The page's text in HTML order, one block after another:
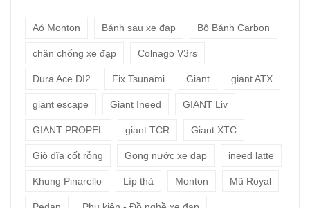
Aó Monton Bánh sau xe đạp Bộ Bánh Carbon
chân chống xe đạp Colnago V3rs
Dura Ace DI2 Fix Tsunami Giant giant ATX
giant escape Giant Ineed GIANT Liv
GIANT PROPEL giant TCR Giant XTC
Giò đĩa cốt rỗng Gọng nước xe đạp ineed latte
Khung Pinarello Líp thả Monton Mũ Royal